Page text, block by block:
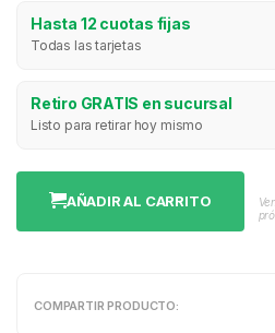
Hasta 12 cuotas fijas
Todas las tarjetas
Retiro GRATIS en sucursal
Listo para retirar hoy mismo
AÑADIR AL CARRITO
COMPARTIR PRODUCTO: